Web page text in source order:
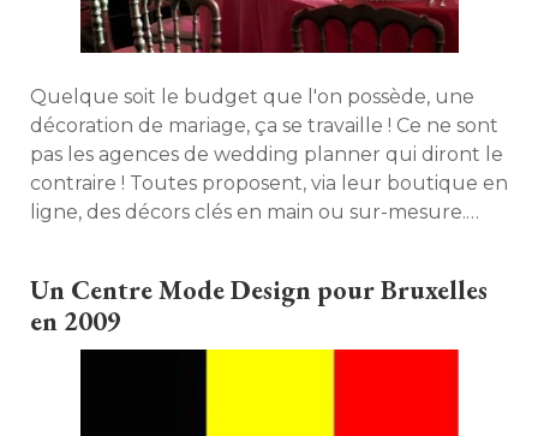
Quelque soit le budget que l'on possède, une
décoration de mariage, ça se travaille ! Ce ne sont
pas les agences de wedding planner qui diront le
contraire ! Toutes proposent, via leur boutique en
ligne, des décors clés en main ou sur-mesure.
Un Centre Mode Design pour Bruxelles
en 2009